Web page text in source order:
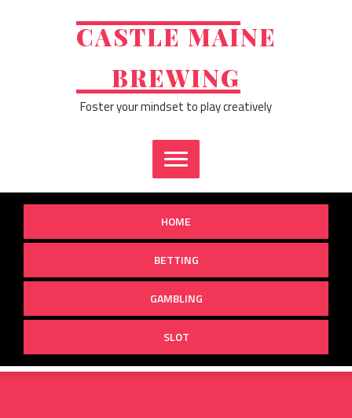
CASTLE MAINE
BREWING
Foster your mindset to play creatively
HOME
BETTING
GAMBLING
SLOT